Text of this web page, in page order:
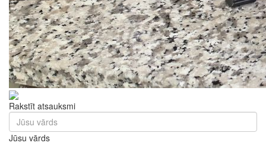
Rakstīt atsauksmi
Jūsu vārds